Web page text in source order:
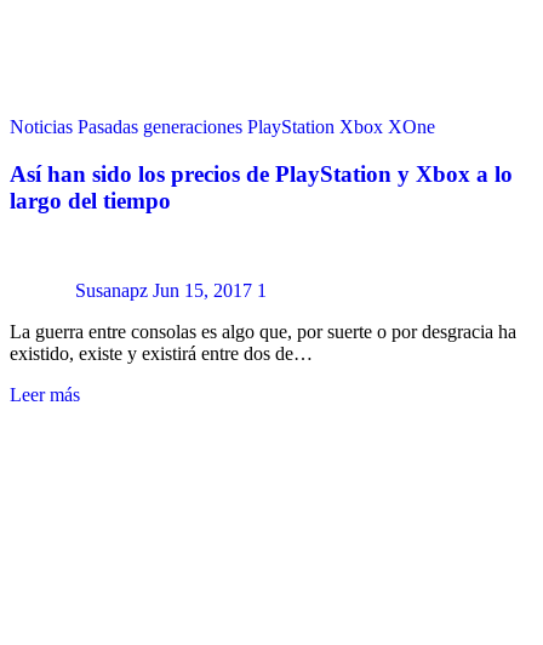
Noticias Pasadas generaciones PlayStation Xbox XOne
Así han sido los precios de PlayStation y Xbox a lo
largo del tiempo
Susanapz Jun 15, 2017 1
La guerra entre consolas es algo que, por suerte o por desgracia ha
existido, existe y existirá entre dos de…
Leer más